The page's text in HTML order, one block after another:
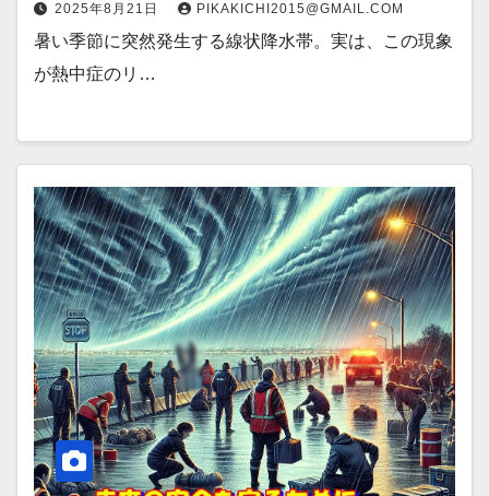
2025年8月21日 PIKAKICHI2015@GMAIL.COM
暑い季節に突然発生する線状降水帯。実は、この現象
が熱中症のリ…